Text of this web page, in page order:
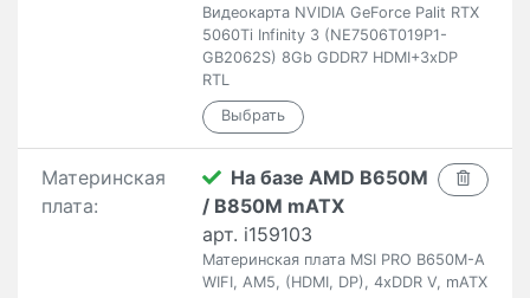
Видеокарта NVIDIA GeForce Palit RTX
5060Ti Infinity 3 (NE7506T019P1-
GB2062S) 8Gb GDDR7 HDMI+3xDP
RTL
Материнская
плата:
На базе AMD B650M
/ B850M mATX
арт. i159103
Материнская плата MSI PRO B650M-A
WIFI, AM5, (HDMI, DP), 4xDDR V, mATX